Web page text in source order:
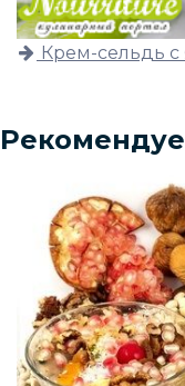
Крем-сельдь